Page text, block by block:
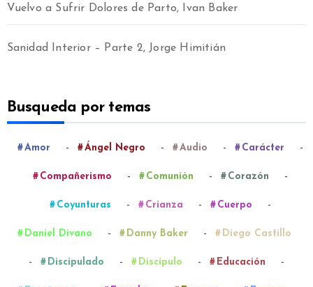
Vuelvo a Sufrir Dolores de Parto, Ivan Baker
Sanidad Interior – Parte 2, Jorge Himitián
Busqueda por temas
Amor - Ángel Negro - Audio - Carácter -
Compañerismo - Comunión - Corazón -
Coyunturas - Crianza - Cuerpo -
Daniel Divano - Danny Baker - Diego Castillo
- Discipulado - Discípulo - Educación -